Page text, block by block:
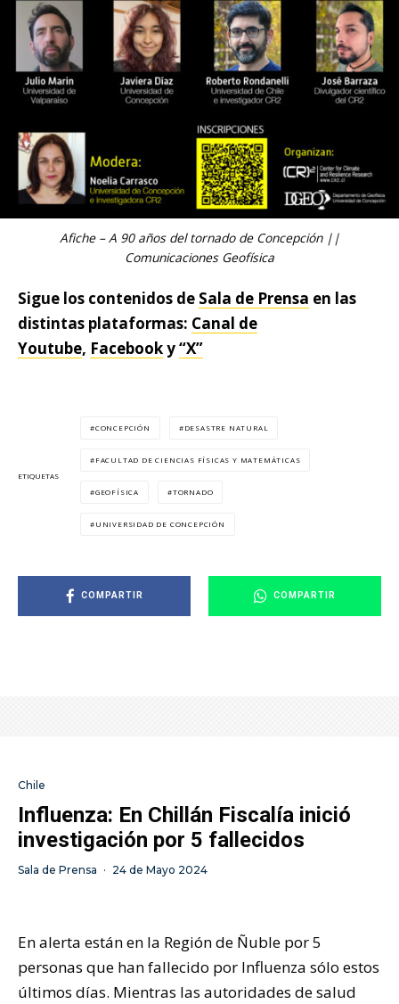
Afiche – A 90 años del tornado de Concepción ||
Comunicaciones Geofísica
Sigue los contenidos de Sala de Prensa en las
distintas plataformas: Canal de
Youtube, Facebooky“X”
ETIQUETAS
CONCEPCIÓN DESASTRE NATURAL
FACULTAD DE CIENCIAS FÍSICAS Y MATEMÁTICAS
GEOFÍSICA TORNADO
UNIVERSIDAD DE CONCEPCIÓN
COMPARTIR COMPARTIR
Chile
Influenza: En Chillán Fiscalía inició
investigación por 5 fallecidos
Sala de Prensa · 24 de Mayo 2024
En alerta están en la Región de Ñuble por 5
personas que han fallecido por Influenza sólo estos
últimos días. Mientras las autoridades de salud